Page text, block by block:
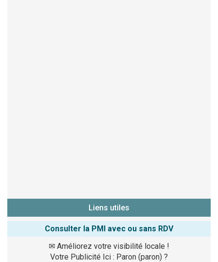
Liens utiles
Consulter la PMI avec ou sans RDV
✉ Améliorez votre visibilité locale !
Votre Publicité Ici : Paron (paron) ?